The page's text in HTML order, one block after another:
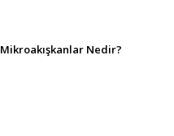
Mikroakışkanlar Nedir?